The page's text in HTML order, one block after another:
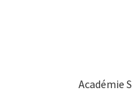
Académie